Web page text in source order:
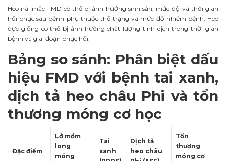
Heo nái mắc FMD có thể bị ảnh hưởng sinh sản; mức độ và thời gian
hồi phục sau bệnh phụ thuộc thể trạng và mức độ nhiễm bệnh. Heo
đực giống có thể bị ảnh hưởng chất lượng tinh dịch trong thời gian
bệnh và giai đoạn phục hồi.
Bảng so sánh: Phân biệt dấu
hiệu FMD với bệnh tai xanh,
dịch tả heo châu Phi và tổn
thương móng cơ học
Đặc điểm
Lở mồm
long
móng
Tai
xanh
Dịch tả
heo châu
Tổn
thương
móng cơ